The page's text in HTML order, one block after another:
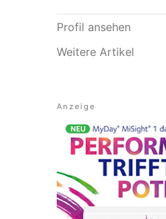
Profil ansehen
Weitere Artikel